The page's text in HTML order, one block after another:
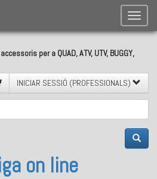
Toggle
per a QUAD, ATV, UTV, BUGGY,
INICIAR SESSIÓ (PROFESSIONALS)
on line